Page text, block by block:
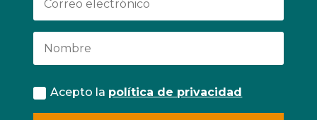
Acepto la política de privacidad